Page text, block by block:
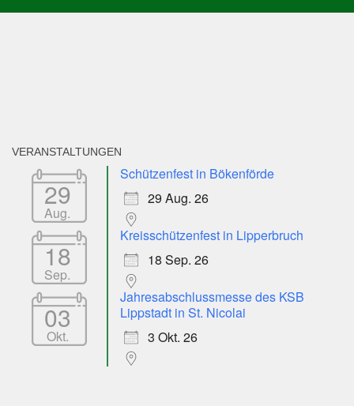
VERANSTALTUNGEN
29
Aug.
Schützenfest in Bökenförde
29 Aug. 26
18
Sep.
Kreisschützenfest in Lipperbruch
18 Sep. 26
03
Okt.
Jahresabschlussmesse des KSB
Lippstadt in St. Nicolai
3 Okt. 26